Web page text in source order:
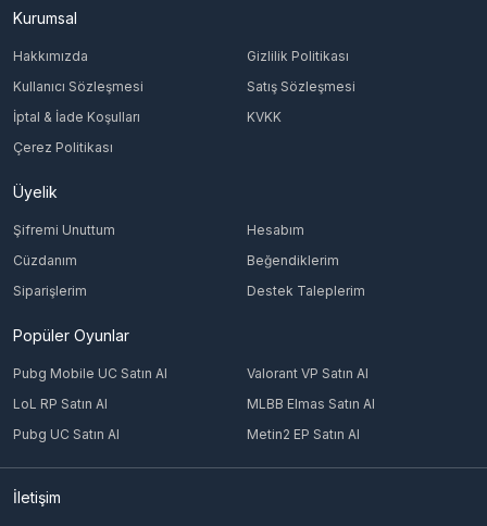
Kurumsal
Hakkımızda
Gizlilik Politikası
Kullanıcı Sözleşmesi
Satış Sözleşmesi
İptal & İade Koşulları
KVKK
Çerez Politikası
Üyelik
Şifremi Unuttum
Hesabım
Cüzdanım
Beğendiklerim
Siparişlerim
Destek Taleplerim
Popüler Oyunlar
Pubg Mobile UC Satın Al
Valorant VP Satın Al
LoL RP Satın Al
MLBB Elmas Satın Al
Pubg UC Satın Al
Metin2 EP Satın Al
İletişim